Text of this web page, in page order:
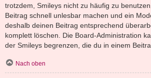
trotzdem, Smileys nicht zu häufig zu
Beitrag schnell unlesbar machen und ein
deshalb deinen Beitrag entsprechend
komplett löschen. Die Board-Administration
der Smileys begrenzen, die du in einem
Nach oben